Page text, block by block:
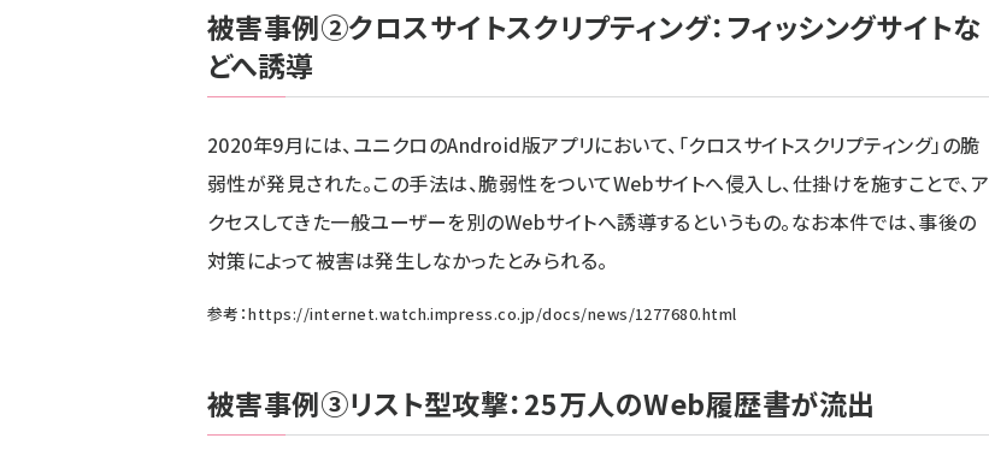
被害事例②クロスサイトスクリプティング：フィッシングサイトな
どへ誘導
2020年9月には、ユニクロのAndroid版アプリにおいて、「クロスサイトスクリプティング」の脆
弱性が発見された。この手法は、脆弱性をついてWebサイトへ侵入し、仕掛けを施すことで、ア
クセスしてきた一般ユーザーを別のWebサイトへ誘導するというもの。なお本件では、事後の
対策によって被害は発生しなかったとみられる。
参考：https://internet.watch.impress.co.jp/docs/news/1277680.html
被害事例③リスト型攻撃：25万人のWeb履歴書が流出